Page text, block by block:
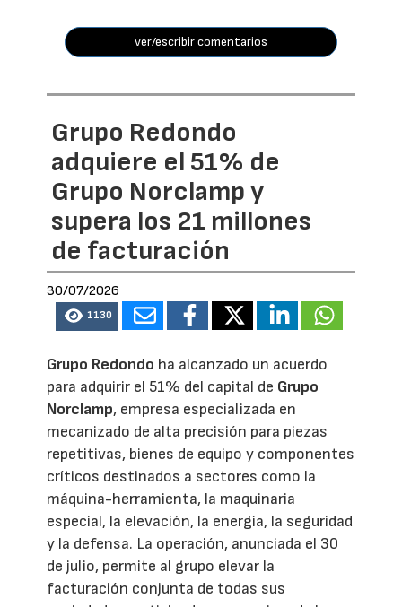
ver/escribir comentarios
Grupo Redondo
adquiere el 51% de
Grupo Norclamp y
supera los 21 millones
de facturación
30/07/2026
1130
Grupo Redondo ha alcanzado un acuerdo
para adquirir el 51% del capital de Grupo
Norclamp, empresa especializada en
mecanizado de alta precisión para piezas
repetitivas, bienes de equipo y componentes
críticos destinados a sectores como la
máquina-herramienta, la maquinaria
especial, la elevación, la energía, la seguridad
y la defensa. La operación, anunciada el 30
de julio, permite al grupo elevar la
facturación conjunta de todas sus